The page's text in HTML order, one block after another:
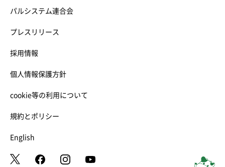
パルシステム連合会
プレスリリース
採用情報
個人情報保護方針
cookie等の利用について
規約とポリシー
English